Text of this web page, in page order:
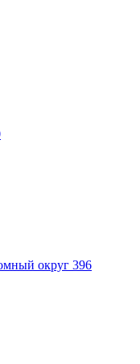
округ 396